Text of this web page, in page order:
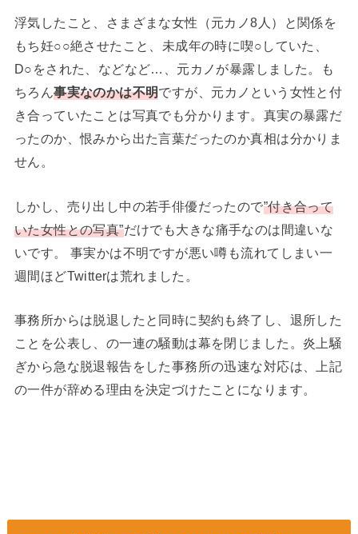
浮気したこと、さまざまな女性（元カノ8人）と関係を
もち妊○○絶させたこと、未成年の時に喫○していた、
D○をされた、などなど…、元カノが暴露しました。も
ちろん事実なのかは不明ですが、元カノという女性と付
き合っていたことは写真でも分かります。真実の暴露だ
ったのか、恨みから出た言葉だったのか真相は分かりま
せん。
しかし、売り出し中の若手俳優だったので”付き合って
いた女性との写真”だけでも大きな痛手なのは間違いな
いです。 事実かは不明ですが悪い噂も流れてしまい一
週間ほどTwitterは荒れました。
事務所からは脱退したと同時に契約も終了し、退所した
ことを公表し、の一連の騒動は幕を閉じました。炎上騒
ぎから急な脱退報告をした事務所の迅速な対応は、上記
の一件が辞める理由を決定づけたことになります。